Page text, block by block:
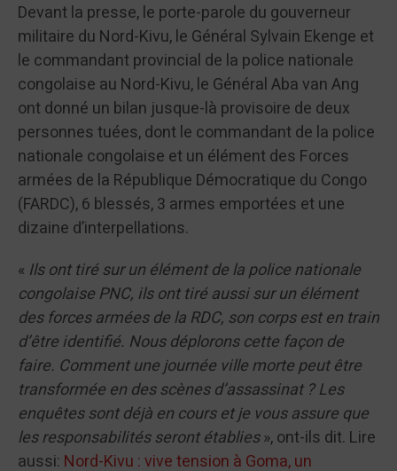
Devant la presse, le porte-parole du gouverneur
militaire du Nord-Kivu, le Général Sylvain Ekenge et
le commandant provincial de la police nationale
congolaise au Nord-Kivu, le Général Aba van Ang
ont donné un bilan jusque-là provisoire de deux
personnes tuées, dont le commandant de la police
nationale congolaise et un élément des Forces
armées de la République Démocratique du Congo
(FARDC), 6 blessés, 3 armes emportées et une
dizaine d’interpellations.
« Ils ont tiré sur un élément de la police nationale
congolaise PNC, ils ont tiré aussi sur un élément
des forces armées de la RDC, son corps est en train
d’être identifié. Nous déplorons cette façon de
faire. Comment une journée ville morte peut être
transformée en des scènes d’assassinat ? Les
enquêtes sont déjà en cours et je vous assure que
les responsabilités seront établies», ont-ils dit. Lire
aussi: Nord-Kivu : vive tension à Goma, un